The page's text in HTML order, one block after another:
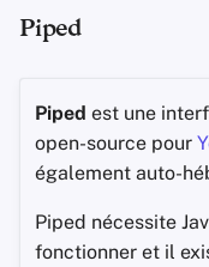
Piped
Piped est une
open-source pour
également auto-
Piped nécessite
fonctionner et il